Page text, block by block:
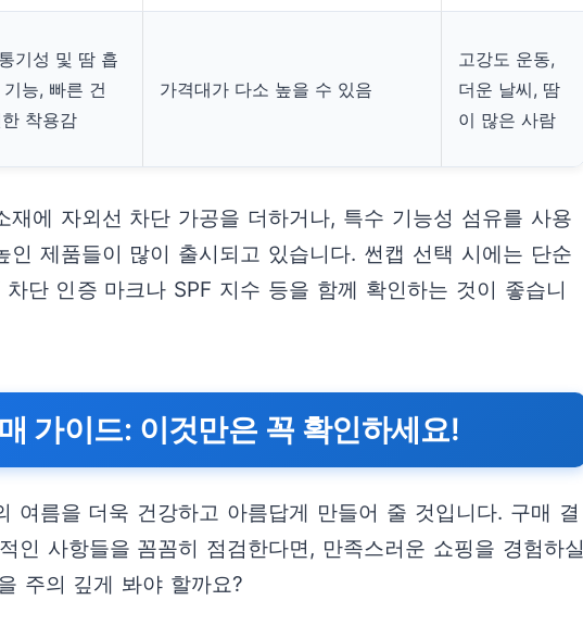
기성 및 땀 흡
능, 빠른 건
착용감
가격대가 다소 높을 수 있음
고강도 운동,
더운 날씨, 땀
이 많은 사람
재에 자외선 차단 가공을 더하거나, 특수 기능성 섬유를 사용
인 제품들이 많이 출시되고 있습니다. 썬캡 선택 시에는 단순
단 인증 마크나 SPF 지수 등을 함께 확인하는 것이 좋습니
가이드: 이것만은 꼭 확인하세요!
여름을 더욱 건강하고 아름답게 만들어 줄 것입니다. 구매 결
인 사항들을 꼼꼼히 점검한다면, 만족스러운 쇼핑을 경험하실
주의 깊게 봐야 할까요?